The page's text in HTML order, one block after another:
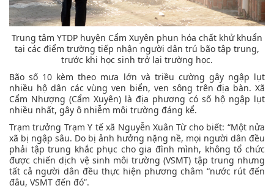
Trung tâm YTDP huyện Cẩm Xuyên phun hóa chất khử khuẩn
tại các điểm trường tiếp nhận người dân trú bão tập trung,
trước khi học sinh trở lại trường học.
Bão số 10 kèm theo mưa lớn và triều cường gây ngập lụt
nhiều hộ dân các vùng ven biển, ven sông trên địa bàn. Xã
Cẩm Nhượng (Cẩm Xuyên) là địa phương có số hộ ngập lụt
nhiều nhất, gây ô nhiễm môi trường đáng kể.
Trạm trưởng Trạm Y tế xã Nguyễn Xuân Từ cho biết: “Một nửa
xã bị ngập sâu. Do bị ảnh hưởng nặng nề, mọi người dân đều
phải tập trung khắc phục cho gia đình mình, không tổ chức
được chiến dịch vệ sinh môi trường (VSMT) tập trung nhưng
tất cả người dân đều thực hiện phương châm “nước rút đến
đâu, VSMT đến đó”.